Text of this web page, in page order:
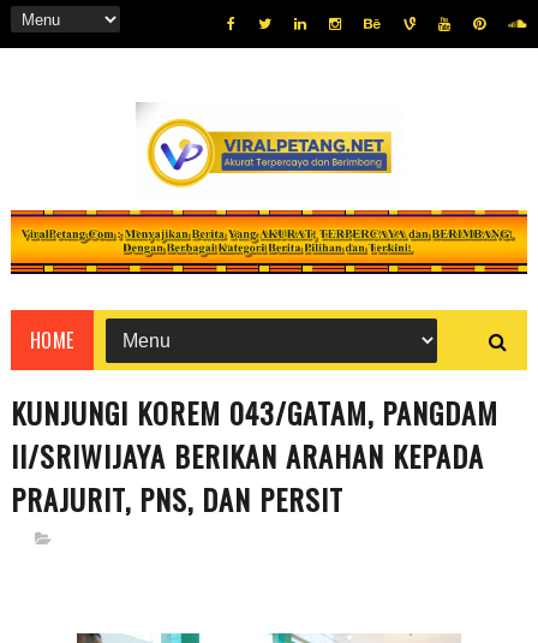
HOME
KUNJUNGI KOREM 043/GATAM, PANGDAM
II/SRIWIJAYA BERIKAN ARAHAN KEPADA
PRAJURIT, PNS, DAN PERSIT